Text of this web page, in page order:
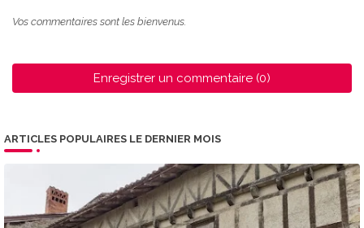
Vos commentaires sont les bienvenus.
Enregistrer un commentaire (0)
ARTICLES POPULAIRES LE DERNIER MOIS